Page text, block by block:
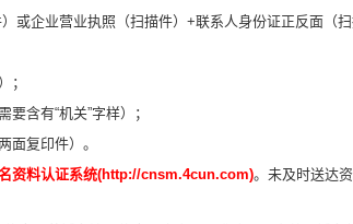
或企业营业执照（扫描件）+联系人身份证正反面（扫
；
含有“机关”字样）；
面复印件）。
资料认证系统(http://cnsm.4cun.com)。未及时送达